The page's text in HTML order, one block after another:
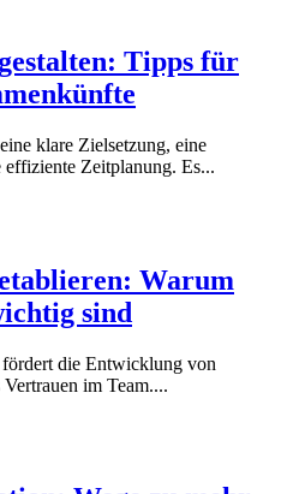
Tipps für
klare Zielsetzung, eine
Zeitplanung. Es...
Warum
sind
die Entwicklung von
im Team....